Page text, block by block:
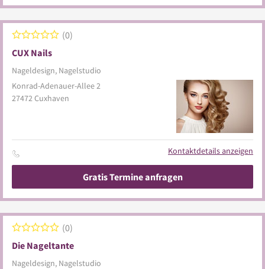
CUX Nails
Nageldesign, Nagelstudio
0
Konrad-Adenauer-Allee 2
27472Cuxhaven
Kontaktdetails anzeigen
Gratis Termine anfragen
Die Nageltante
Nageldesign, Nagelstudio
0